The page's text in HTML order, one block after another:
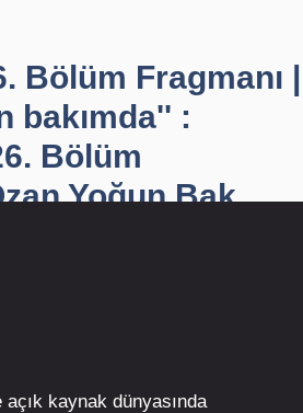
Bölüm Fragmanı |
bakımda'' :
Bölüm
Yoğun Bak...
kaynak dünyasında